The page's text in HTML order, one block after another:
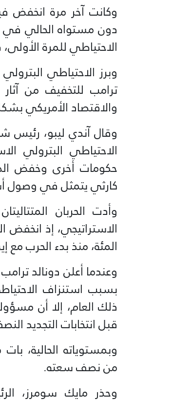
وكانت آخر مرة انخفض
الاحتياطي للمرة
وبرز الاحتياطي
ترامب للتخفيف من
والاقتصاد الأمريكي
وقال آندي ليبو،
الاحتياطي البترولي
حكومات أخرى وخفض
كارثي يتمثل في وصول أسعار النفط
وأدت الحربان
المئة، منذ بدء الحرب
بسبب استنزاف
ذلك العام، إلا أن
قبل انتخابات التجديد
وبمستوياته الحالية،
من نصف سعته.
وحذر مايك سومرز،